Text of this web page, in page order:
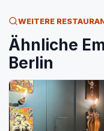
WEITERE
Ähnliche
Berlin